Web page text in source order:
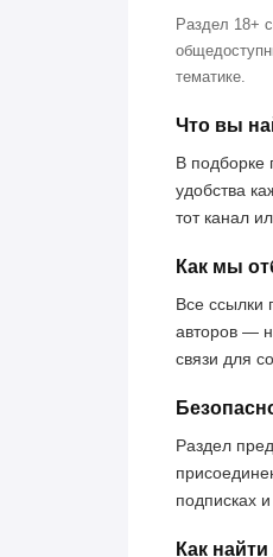
Раздел 18+
тематике.
Что вы
В подборке
удобства
тот канал
Как мы
Все ссылки
авторов —
связи для
Раздел
подписках
Как